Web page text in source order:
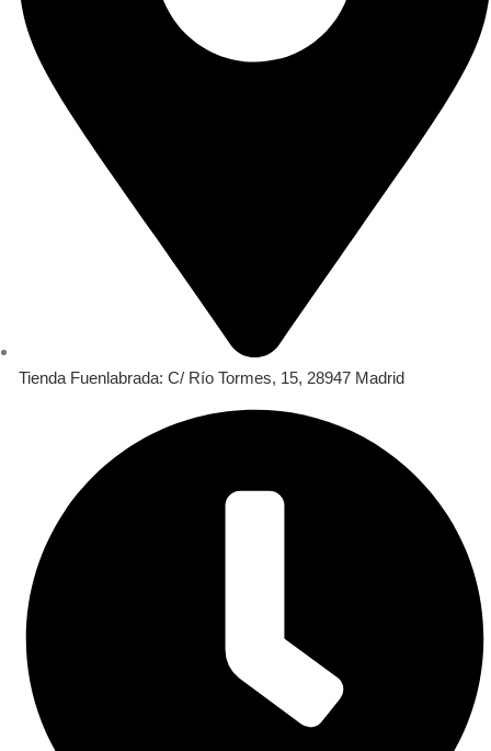
Tienda Fuenlabrada: C/ Río Tormes, 15, 28947 Madrid